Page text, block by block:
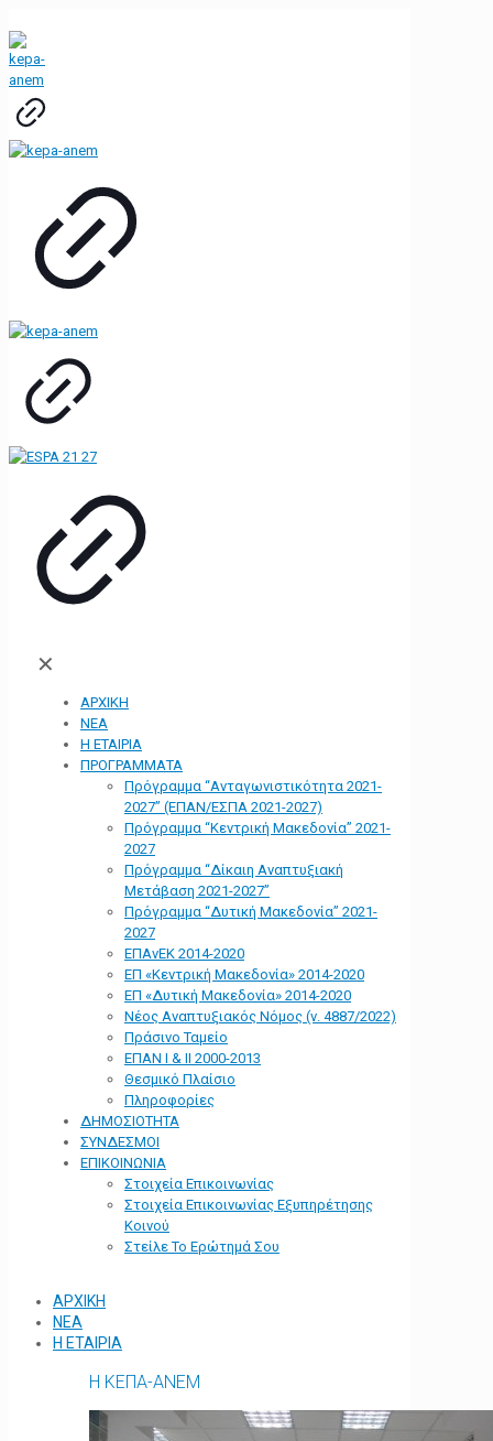
✕
ΑΡΧΙΚΗ
ΝΕΑ
Η ΕΤΑΙΡΙΑ
ΠΡΟΓΡΑΜΜΑΤΑ
Πρόγραμμα “Ανταγωνιστικότητα 2021-
2027” (ΕΠΑΝ/ΕΣΠΑ 2021-2027)
Πρόγραμμα “Κεντρική Μακεδονία” 2021-
2027
Πρόγραμμα “Δίκαιη Αναπτυξιακή
Μετάβαση 2021-2027”
Πρόγραμμα “Δυτική Μακεδονία” 2021-
2027
ΕΠΑνΕΚ 2014-2020
ΕΠ «Kεντρική Μακεδονία» 2014-2020
ΕΠ «Δυτική Μακεδονία» 2014-2020
Νέος Αναπτυξιακός Νόμος (ν. 4887/2022)
Πράσινο Ταμείο
ΕΠΑΝ Ι & ΙΙ 2000-2013
Θεσμικό Πλαίσιο
Πληροφορίες
ΔΗΜΟΣΙΟΤΗΤΑ
ΣΥΝΔΕΣΜΟΙ
ΕΠΙΚΟΙΝΩΝΙΑ
Στοιχεία Επικοινωνίας
Στοιχεία Επικοινωνίας Εξυπηρέτησης
Κοινού
Στείλε Το Ερώτημά Σου
ΑΡΧΙΚΗ
ΝΕΑ
Η ΕΤΑΙΡΙΑ
Η ΚΕΠΑ-ΑΝΕΜ